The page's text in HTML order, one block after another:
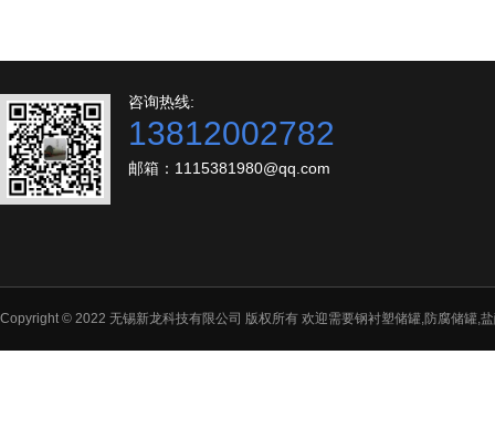
咨询热线:
13812002782
邮箱：1115381980@qq.com
Copyright © 2022 无锡新龙科技有限公司 版权所有 欢迎需要钢衬塑储罐,防腐储